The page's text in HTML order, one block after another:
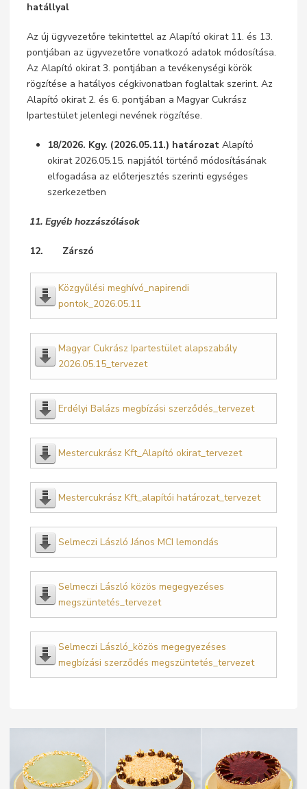
hatállyal
Az új ügyvezetőre tekintettel az Alapító okirat 11. és 13.
pontjában az ügyvezetőre vonatkozó adatok módosítása.
Az Alapító okirat 3. pontjában a tevékenységi körök
rögzítése a hatályos cégkivonatban foglaltak szerint. Az
Alapító okirat 2. és 6. pontjában a Magyar Cukrász
Ipartestület jelenlegi nevének rögzítése.
18/2026. Kgy. (2026.05.11.) határozatAlapító
okirat 2026.05.15. napjától történő módosításának
elfogadása az előterjesztés szerinti egységes
szerkezetben
11. Egyéb hozzászólások
12. Zárszó
Közgyűlési meghívó_napirendi
pontok_2026.05.11
Magyar Cukrász Ipartestület alapszabály
2026.05.15_tervezet
Erdélyi Balázs megbízási szerződés_tervezet
Mestercukrász Kft_Alapító okirat_tervezet
Mestercukrász Kft_alapítói határozat_tervezet
Selmeczi László János MCI lemondás
Selmeczi László közös megegyezéses
megszüntetés_tervezet
Selmeczi László_közös megegyezéses
megbízási szerződés megszüntetés_tervezet